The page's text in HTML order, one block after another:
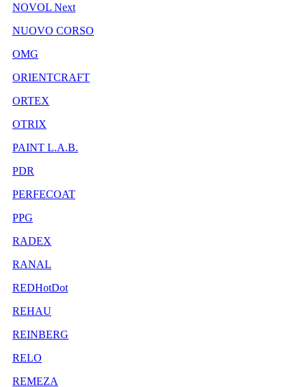
NOVOL Next
NUOVO CORSO
OMG
ORIENTCRAFT
ORTEX
OTRIX
PAINT L.A.B.
PDR
PERFECOAT
PPG
RADEX
RANAL
REDHotDot
REHAU
REINBERG
RELO
REMEZA